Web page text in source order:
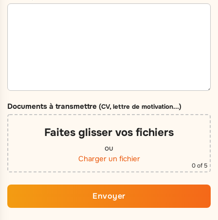
Documents à transmettre (CV, lettre de motivation...)
Faites glisser vos fichiers
ou
Charger un fichier
0of 5